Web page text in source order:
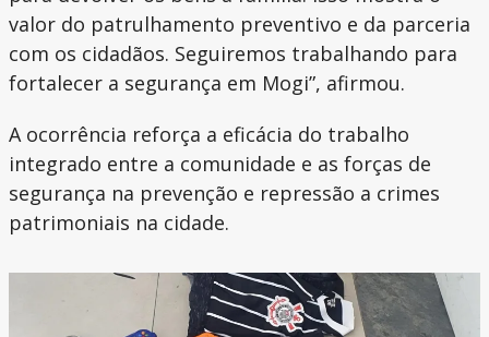
valor do patrulhamento preventivo e da parceria
com os cidadãos. Seguiremos trabalhando para
fortalecer a segurança em Mogi”, afirmou.
A ocorrência reforça a eficácia do trabalho
integrado entre a comunidade e as forças de
segurança na prevenção e repressão a crimes
patrimoniais na cidade.